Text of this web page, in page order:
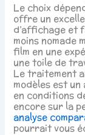
Le choix
offre un
d’affichage et
moins nomade
film en une
une toile de
Le traitement
modèles est
en conditions
encore sur la
analyse
pourrait vous